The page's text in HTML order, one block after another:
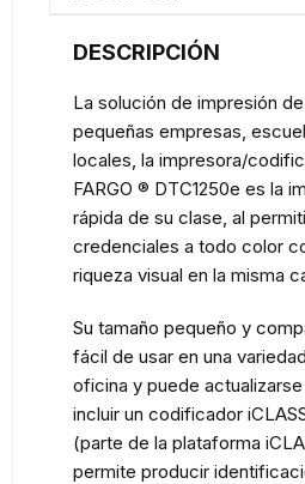
DESCRIPCIÓN
La solución de impresión
pequeñas empresas,
locales, la impresora/
FARGO ® DTC1250e es la
rápida de su clase, al
credenciales a todo color
riqueza visual en la misma
Su tamaño pequeño y
fácil de usar en una
oficina y puede
incluir un codificador
(parte de la plataforma
permite producir